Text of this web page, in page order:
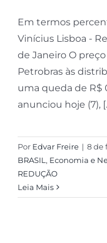
Em termos
Vinícius Lisboa -
de Janeiro O
Petrobras às
uma queda de R$
anunciou hoje (7),
Por Edvar Freire | 8 de
BRASIL, Economia e
REDUÇÃO
Leia Mais